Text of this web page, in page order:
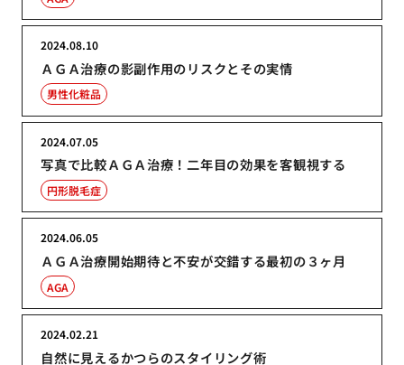
ＡＧＡ治療の影副作用のリスクとその実情
2024.08.10
男性化粧品
写真で比較ＡＧＡ治療！二年目の効果を客観視する
2024.07.05
円形脱毛症
ＡＧＡ治療開始期待と不安が交錯する最初の３ヶ月
2024.06.05
AGA
自然に見えるかつらのスタイリング術
2024.02.21